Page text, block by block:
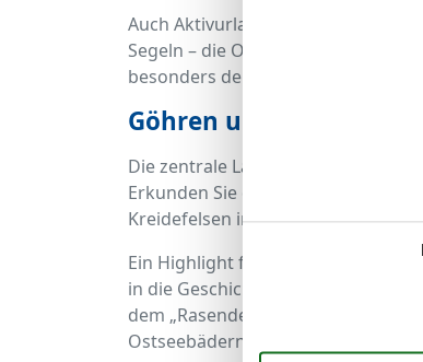
Auch Aktivurlauber kommen hier
Segeln – die Ostsee bietet
besonders den flach abfallenden
Göhren und die
Die zentrale Lage Ihrer Unterkunft
Erkunden Sie das Kap Arkona mit
Kreidefelsen im Nationalpark
Ein Highlight für Kulturfreunde ist
in die Geschichte der Region
dem „Rasenden Roland“, der
Ostseebädern verbindet.